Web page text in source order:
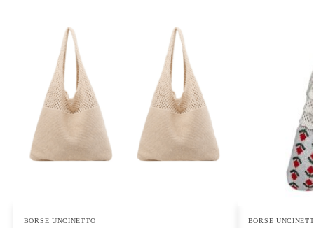
BORSE UNCINETTO BORSE